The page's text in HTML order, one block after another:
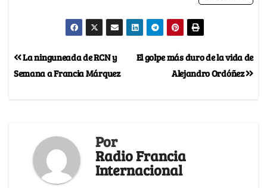
El golpe más duro de la vida de
Alejandro Ordóñez
La ninguneada de RCN y
Semana a Francia Márquez
Por
Radio Francia
Internacional